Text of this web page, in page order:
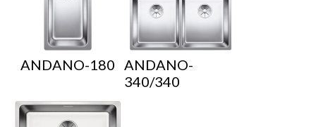
ANDANO-180 ANDANO-
340/340